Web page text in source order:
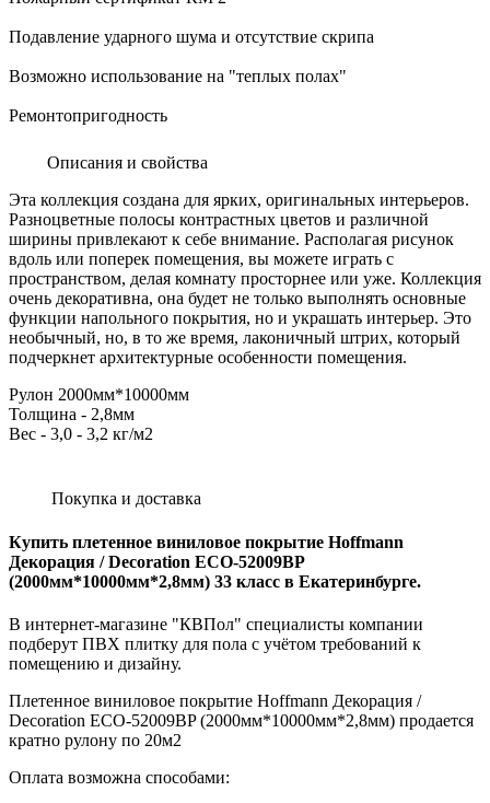
Подавление ударного шума и отсутствие скрипа
Возможно использование на "теплых полах"
Ремонтопригодность
Описания и свойства
Эта коллекция создана для ярких, оригинальных интерьеров.
Разноцветные полосы контрастных цветов и различной
ширины привлекают к себе внимание. Располагая рисунок
вдоль или поперек помещения, вы можете играть с
пространством, делая комнату просторнее или уже. Коллекция
очень декоративна, она будет не только выполнять основные
функции напольного покрытия, но и украшать интерьер. Это
необычный, но, в то же время, лаконичный штрих, который
подчеркнет архитектурные особенности помещения.
Рулон 2000мм*10000мм
Толщина - 2,8мм
Вес - 3,0 - 3,2 кг/м2
Покупка и доставка
Купить плетенное виниловое покрытие Hoffmann
Декорация / Decoration ECO-52009BP
(2000мм*10000мм*2,8мм) 33 класс в Екатеринбурге.
В интернет-магазине "КВПол" специалисты компании
подберут ПВХ плитку для пола с учётом требований к
помещению и дизайну.
Плетенное виниловое покрытие Hoffmann Декорация /
Decoration ECO-52009BP (2000мм*10000мм*2,8мм) продается
кратно рулону по 20м2
Оплата возможна способами: